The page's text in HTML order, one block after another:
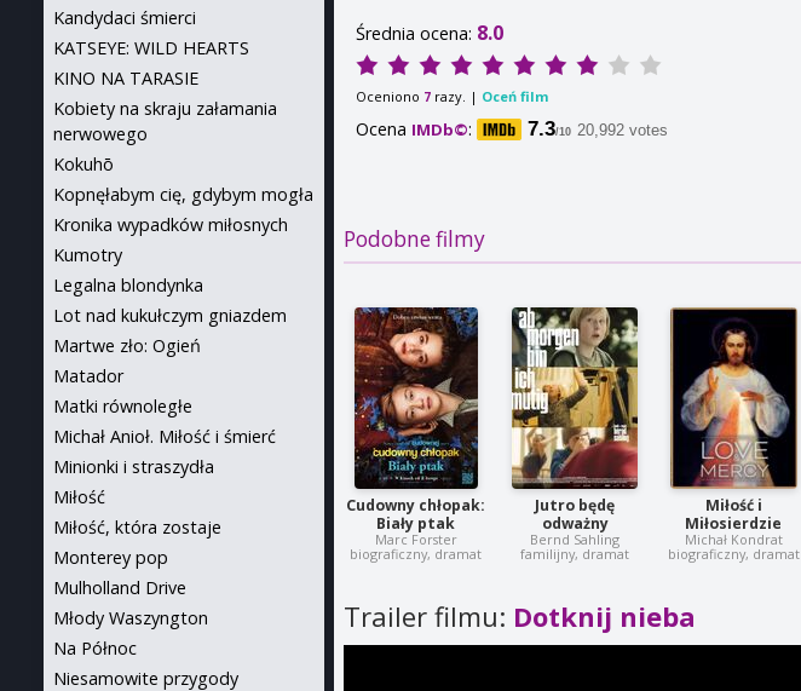
Średnia ocena: 8.0
Oceniono 7 razy. | Oceń film
Ocena IMDb©: 7.3/10 20,992 votes
Podobne filmy
Cudowny chłopak:
Biały ptak
Marc Forster
biograficzny, dramat
Jutro będę
odważny
Bernd Sahling
familijny, dramat
Miłość i
Miłosierdzie
Michał Kondrat
biograficzny, dramat
Trailer filmu: Dotknij nieba
Kandydaci śmierci
KATSEYE: WILD HEARTS
KINO NA TARASIE
Kobiety na skraju załamania
nerwowego
Kokuhō
Kopnęłabym cię, gdybym mogła
Kronika wypadków miłosnych
Kumotry
Legalna blondynka
Lot nad kukułczym gniazdem
Martwe zło: Ogień
Matador
Matki równoległe
Michał Anioł. Miłość i śmierć
Minionki i straszydła
Miłość
Miłość, która zostaje
Monterey pop
Mulholland Drive
Młody Waszyngton
Na Północ
Niesamowite przygody